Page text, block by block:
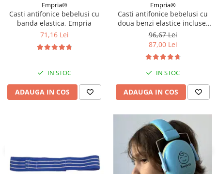
Empria®
Casti antifonice bebelusi cu
banda elastica, Empria
71,16 Lei
IN STOC
ADAUGA IN COS
Empria®
Casti antifonice bebelusi cu
doua benzi elastice incluse,
roz si albastru, Empria
96,67 Lei
87,00 Lei
IN STOC
ADAUGA IN COS